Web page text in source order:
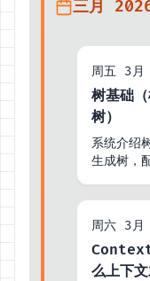
三月
周五 3
树基础
树）
系统介绍
生成树，
周六 3
么上下